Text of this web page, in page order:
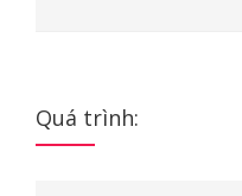
Quá trình: